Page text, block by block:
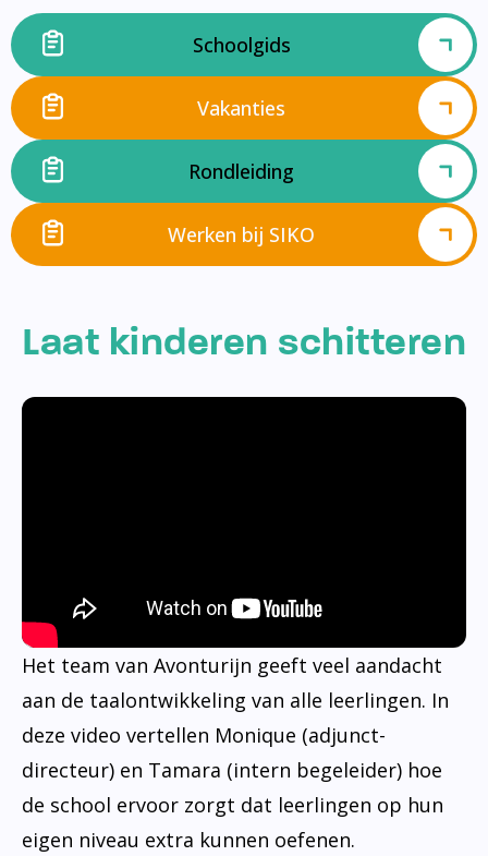
Schoolgids
Vakanties
Rondleiding
Werken bij SIKO
Laat kinderen schitteren
Het team van Avonturijn geeft veel aandacht
aan de taalontwikkeling van alle leerlingen. In
deze video vertellen Monique (adjunct-
directeur) en Tamara (intern begeleider) hoe
de school ervoor zorgt dat leerlingen op hun
eigen niveau extra kunnen oefenen.